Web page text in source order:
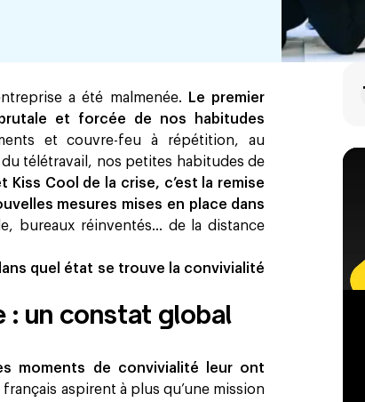
a été malmenée.
Le premier
et forcée de nos habitudes
et couvre-feu à répétition, au
télétravail, nos petites habitudes de
Kiss Cool de la crise, c’est la remise
mesures mises en place dans
bureaux réinventés… de la distance
quel état se trouve la convivialité
: un constat global
moments de convivialité leur ont
français aspirent à plus qu’une mission